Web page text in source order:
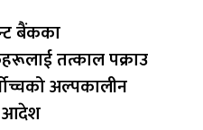
बैंकका
तत्काल पक्राउ
अल्पकालीन
आदेश